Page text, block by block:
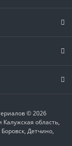
© 2026
область,
Детчино,